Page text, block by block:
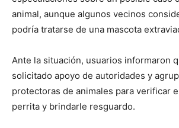
animal, aunque algunos vecinos
podría tratarse de una mascota
Ante la situación, usuarios informaron
solicitado apoyo de autoridades y
protectoras de animales para verificar
perrita y brindarle resguardo.